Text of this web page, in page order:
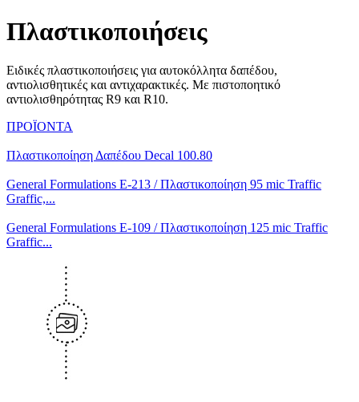
Πλαστικοποιήσεις
Ειδικές πλαστικοποιήσεις για αυτοκόλλητα δαπέδου,
αντιολισθητικές και αντιχαρακτικές. Με πιστοποητικό
αντιολισθηρότητας R9 και R10.
ΠΡΟΪΟΝΤΑ
Πλαστικοποίηση Δαπέδου Decal 100.80
General Formulations Ε-213 / Πλαστικοποίηση 95 mic Traffic
Graffic,...
General Formulations Ε-109 / Πλαστικοποίηση 125 mic Traffic
Graffic...